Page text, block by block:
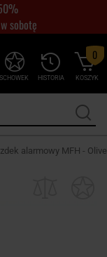
sobotę
HISTORIA
SCHOWEK KOSZYK
0
alarmowy MFH - Olive